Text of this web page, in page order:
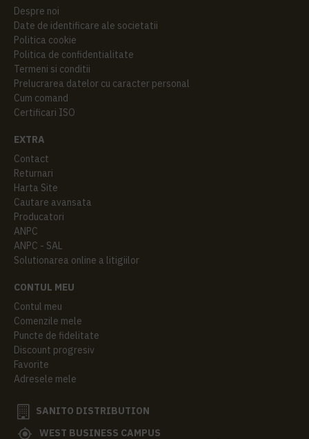
Despre noi
Date de identificare ale societatii
Politica cookie
Politica de confidentialitate
Termeni si conditii
Prelucrarea datelor cu caracter personal
Cum comand
Certificari ISO
EXTRA
Contact
Returnari
Harta Site
Cautare avansata
Producatori
ANPC
ANPC - SAL
Solutionarea online a litigiilor
CONTUL MEU
Contul meu
Comenzile mele
Puncte de fidelitate
Discount progresiv
Favorite
Adresele mele
SANITO DISTRIBUTION
WEST BUSINESS CAMPUS